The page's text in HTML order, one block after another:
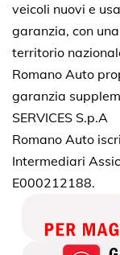
veicoli nuovi e
garanzia, con
territorio
Romano Auto
garanzia
SERVICES S.p.A
Romano Auto
Intermediari
E000212188.